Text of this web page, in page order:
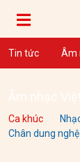
Tin tức Âm
Âm nhạc
Ca khúc
Chân dung